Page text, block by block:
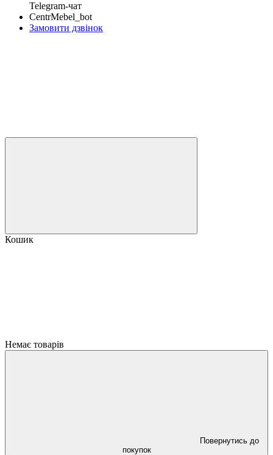
Telegram-чат
CentrMebel_bot
Замовити дзвінок
Кошик
Немає товарів
Повернутись до
покупок